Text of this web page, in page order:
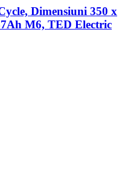
Dimensiuni 350 x
M6, TED Electric